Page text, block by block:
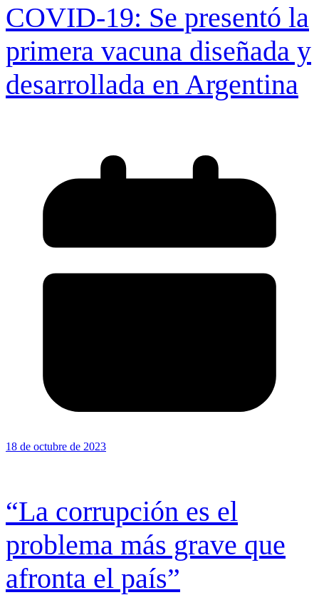
COVID-19: Se presentó la
primera vacuna diseñada y
desarrollada en Argentina
18 de octubre de 2023
“La corrupción es el
problema más grave que
afronta el país”